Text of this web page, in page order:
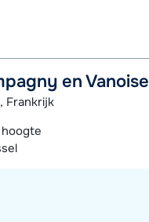
en Vanoise
Frankrijk
hoogte